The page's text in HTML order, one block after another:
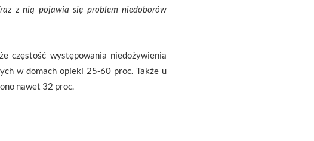
z nią pojawia się problem niedoborów
częstość występowania niedożywienia
w domach opieki 25-60 proc. Także u
nawet 32 proc.